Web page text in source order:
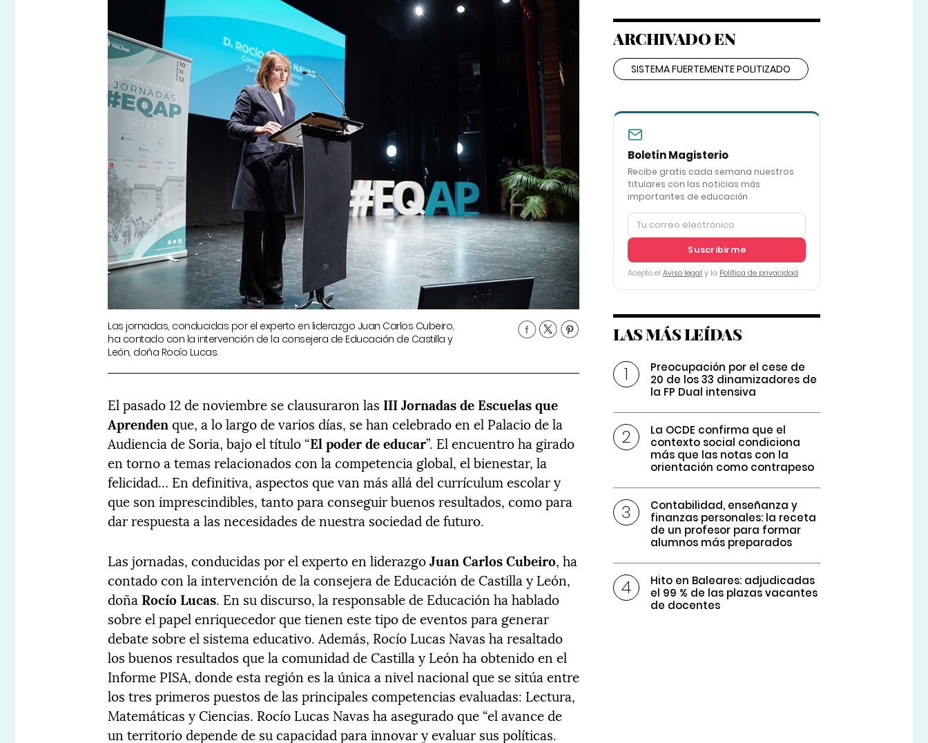
Las jornadas, conducidas por el experto en liderazgo Juan Carlos Cubeiro,
ha contado con la intervención de la consejera de Educación de Castilla y
León, doña Rocío Lucas.
El pasado 12 de noviembre se clausuraron las III Jornadas de Escuelas que
Aprendenque, a lo largo de varios días, se han celebrado en el Palacio de la
Audiencia de Soria, bajo el título “El poder de educar”. El encuentro ha girado
en torno a temas relacionados con la competencia global, el bienestar, la
felicidad… En definitiva, aspectos que van más allá del currículum escolar y
que son imprescindibles, tanto para conseguir buenos resultados, como para
dar respuesta a las necesidades de nuestra sociedad de futuro.
Las jornadas, conducidas por el experto en liderazgoJuan Carlos Cubeiro, ha
contado con la intervención de la consejera de Educación de Castilla y León,
doña Rocío Lucas. En su discurso, la responsable de Educación ha hablado
sobre el papel enriquecedor que tienen este tipo de eventos para generar
debate sobre el sistema educativo. Además, Rocío Lucas Navas ha resaltado
los buenos resultados que la comunidad de Castilla y León ha obtenido en el
Informe PISA, donde esta región es la única a nivel nacional que se sitúa entre
los tres primeros puestos de las principales competencias evaluadas: Lectura,
Matemáticas y Ciencias. Rocío Lucas Navas ha asegurado que “el avance de
un territorio depende de su capacidad para innovar y evaluar sus políticas.
ARCHIVADO EN
SISTEMA FUERTEMENTE POLITIZADO
Boletín Magisterio
Recibe gratis cada semana nuestros
titulares con las noticias más
importantes de educación
Suscribirme
Acepto el Aviso legal y la Política de privacidad
LAS MÁS LEÍDAS
Preocupación por el cese de
20 de los 33 dinamizadores de
la FP Dual intensiva
La OCDE confirma que el
contexto social condiciona
más que las notas con la
orientación como contrapeso
Contabilidad, enseñanza y
finanzas personales: la receta
de un profesor para formar
alumnos más preparados
Hito en Baleares: adjudicadas
el 99 % de las plazas vacantes
de docentes